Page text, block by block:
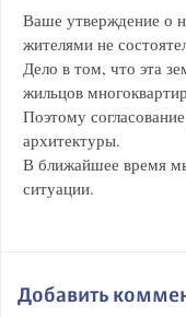
Ваше утверждение о
жителями не
Дело в том, что эта
жильцов
Поэтому
архитектуры.
В ближайшее время
ситуации.
Добавить